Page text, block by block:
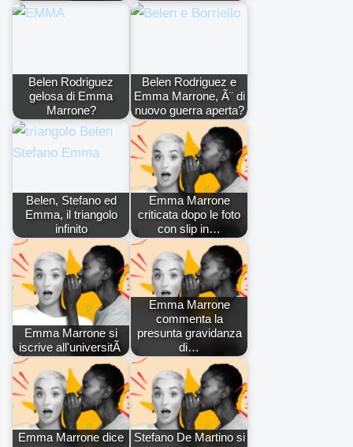
Belen Rodriguez
gelosa di Emma
Marrone?
Belen Rodriguez e
Emma Marrone, Ã¨ di
nuovo guerra aperta?
Belen, Stefano ed
Emma, il triangolo
infinito
Emma Marrone
criticata dopo le foto
con slip in…
Emma Marrone si
iscrive all'universitÃ
Emma Marrone
commenta la
presunta gravidanza
di…
Emma Marrone dice
Stefano De Martino si